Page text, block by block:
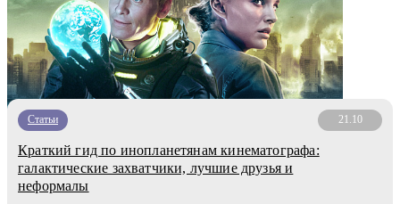
Статьи 21.10
Краткий гид по инопланетянам кинематографа:
галактические захватчики, лучшие друзья и
неформалы